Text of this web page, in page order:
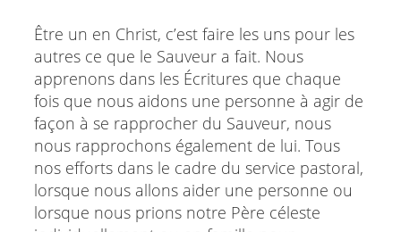
Être un en Christ, c’est faire les uns pour les
autres ce que le Sauveur a fait. Nous
apprenons dans les Écritures que chaque
fois que nous aidons une personne à agir de
façon à se rapprocher du Sauveur, nous
nous rapprochons également de lui. Tous
nos efforts dans le cadre du service pastoral,
lorsque nous allons aider une personne ou
lorsque nous prions notre Père céleste